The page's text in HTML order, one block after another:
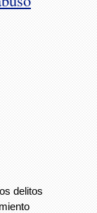
delitos